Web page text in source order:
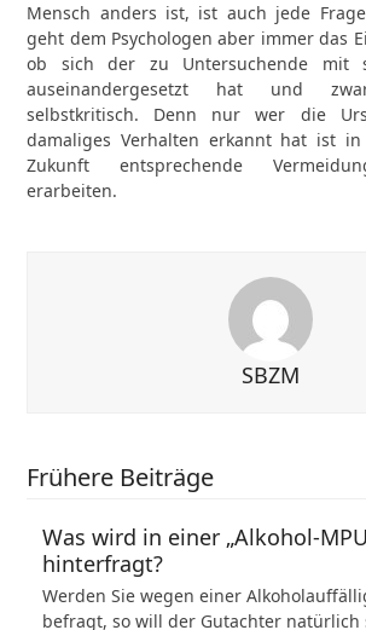
Mensch anders ist, ist auch jede
geht dem Psychologen aber immer das
ob sich der zu Untersuchende mit
auseinandergesetzt hat und
selbstkritisch. Denn nur wer die
damaliges Verhalten erkannt hat ist
Zukunft entsprechende
erarbeiten.
SBZM
Frühere Beiträge
Was wird in einer „Alkohol-
hinterfragt?
Werden Sie wegen einer
befragt, so will der Gutachter natürlich